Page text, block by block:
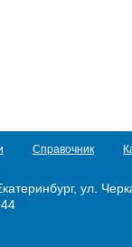
Справочник
ул.